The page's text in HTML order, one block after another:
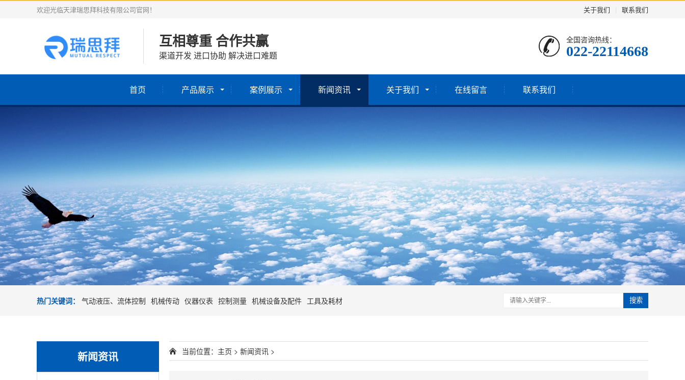
关于我们 联系我们
欢迎光临天津瑞思拜科技有限公司官网！
互相尊重 合作共赢
渠道开发 进口协助 解决进口难题
全国咨询热线：
022-22114668
首页 产品展示 案例展示 新闻资讯 关于我们 在线留言 联系我们
热门关键词： 气动液压、流体控制 机械传动 仪器仪表 控制测量 机械设备及配件 工具及耗材 搜索
新闻资讯 当前位置： 主页 > 新闻资讯 >